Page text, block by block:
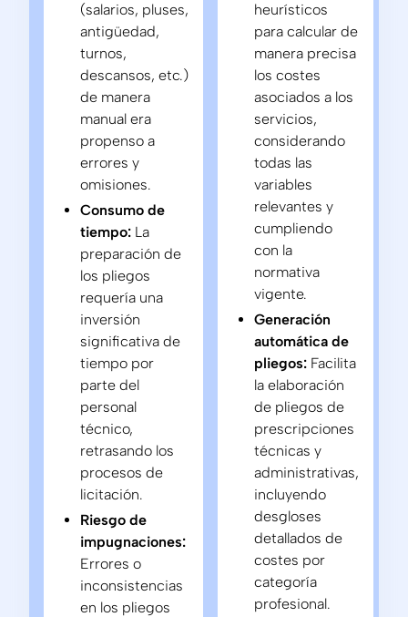
(salarios, pluses,
antigüedad,
turnos,
descansos, etc.)
de manera
manual era
propenso a
errores y
omisiones.
Consumo de
tiempo: La
preparación de
los pliegos
requería una
inversión
significativa de
tiempo por
parte del
personal
técnico,
retrasando los
procesos de
licitación.
Riesgo de
impugnaciones:
Errores o
inconsistencias
en los pliegos
heurísticos
para calcular de
manera precisa
los costes
asociados a los
servicios,
considerando
todas las
variables
relevantes y
cumpliendo
con la
normativa
vigente.
Generación
automática de
pliegos: Facilita
la elaboración
de pliegos de
prescripciones
técnicas y
administrativas,
incluyendo
desgloses
detallados de
costes por
categoría
profesional.